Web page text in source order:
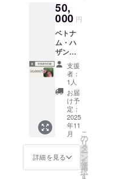
泊者
は、茶
加がな
くても
スパ・
レスト
ラン
15%引
きが回
数無制
限で利
用可
能。 利
用方
パ・レ
ストラ
りしま
す。 ☆
リター
ンは複
数選択
可能で
す！ぜ
ひ他の
リター
ンも合
わせて
ご検討
くださ
い！
自然の
音源 お
茶の産
地で収
録した
自然そ
のまま
の音源
です。
瞑想や
ヨガ、
読書を
はじ
め、リ
ムや移
動時間
(ベトナ
ム) 【ベ
トナム
烏龍ほ
うじ
茶】 内
容量：1
箱(20g)
原材
料：茶
(ベトナ
【ジャ
スミン
緑茶】
量：1箱
(15g) 原
地で収
録した
のまま
の音源
です。
瞑想や
ヨガ、
読書を
はじ
め、リ
ラック
スタイ
ムや移
動時間
に。 収
録時
料を含
みま
す。 ●
ベトナ
ム・ハ
ザンの
自然の
音源 お
茶の産
地で収
録した
自然そ
のまま
の音源
です。
瞑想や
ヨガ、
イズ：
底から
蓋の先
までの
高さ約
6cm、
底から
口まで
の高さ
5cm、
口から
取っ手
までの
幅約
9cm(種
類に
よって
ます) 容
画「お
うちに
あるも
ので
120%ベ
トナム
茶を楽
しむ方
法」 ク
ラファ
ンだけ
の特別
動画で
ベトナ
ム茶の
楽しみ
方をお
50,
000 円
ベトナ
ム・ハ
ザンの
自然の
音源
と、お
礼の
メール
をお送
りしま
す。 こ
のリ
ターン
は
100,000
円の
支援
者：
1人
お届
け予
定：
2025
年11
月
詳細を見る
こ
の
リ
タ
ー
ン
を
選
択
す